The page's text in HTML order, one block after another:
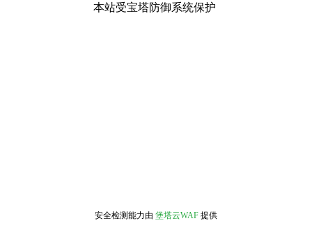
本站受宝塔防御系统保护
安全检测能力由 堡塔云WAF 提供